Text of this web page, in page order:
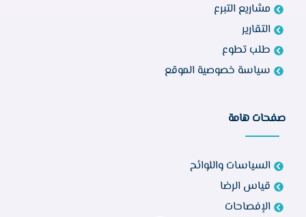
مشاريع التبرع
التقارير
طلب تطوع
سياسة خصوصية الموقع
صفحات هامة
السياسات واللوائح
قياس الرضا
الإفصاحات